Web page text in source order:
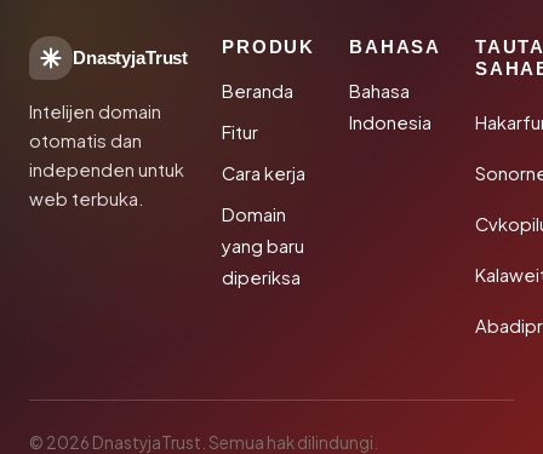
DnastyjaTrust
Intelijen domain
otomatis dan
independen untuk
web terbuka.
PRODUK
Beranda
Fitur
Cara kerja
Domain
yang baru
diperiksa
BAHASA
Bahasa
Indonesia
© 2026 DnastyjaTrust. Semua hak dilindungi.